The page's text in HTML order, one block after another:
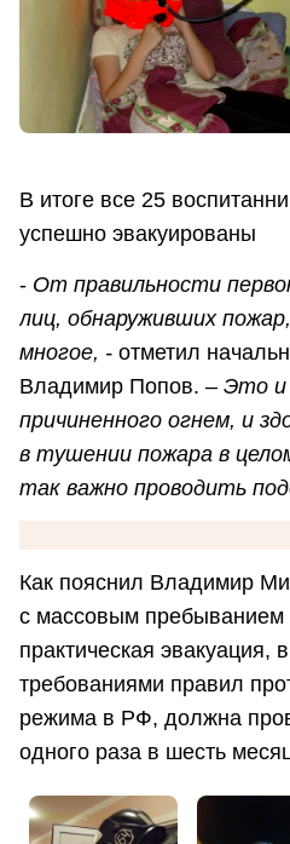
В итоге все 25
успешно эвакуированы
- От правильности
лиц, обнаруживших
многое, - отметил
Владимир Попов. – Это и
причиненного огнем, и
в тушении пожара в
так важно проводить
Как пояснил Владимир
с массовым
практическая эвакуация,
требованиями правил
режима в РФ, должна
одного раза в шесть